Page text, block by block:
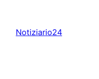
content
Notiziario24